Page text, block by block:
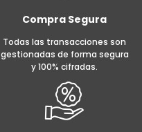
Compra Segura
Todas las transacciones son
gestionadas de forma segura
y 100% cifradas.